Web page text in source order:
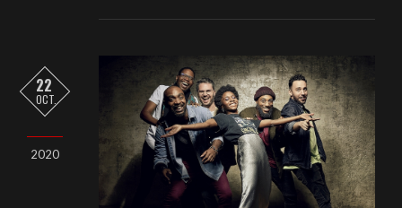
22
OCT.
2020